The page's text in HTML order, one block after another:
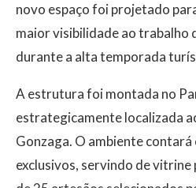
novo espaço foi projetado
maior visibilidade ao trabalho
durante a alta temporada
A estrutura foi montada no
estrategicamente localizada
Gonzaga. O ambiente contará
exclusivos, servindo de vitrine